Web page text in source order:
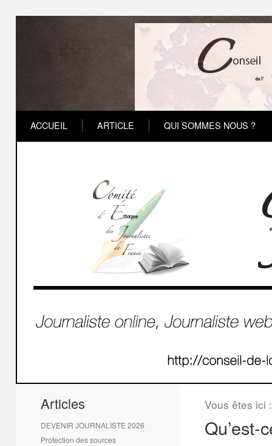
ACCUEIL ARTICLE QUI SOMMES NOUS ?
1 2
Articles
DEVENIR JOURNALISTE 2026
Protection des sources
Vous êtes ici
Qu’est-